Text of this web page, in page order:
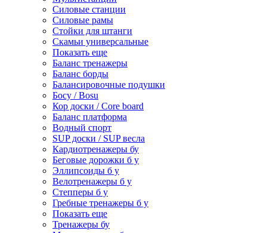
Силовые станции
Силовые рамы
Стойки для штанги
Скамьи универсальные
Показать еще
Баланс тренажеры
Баланс борды
Балансировочные подушки
Босу / Bosu
Кор доски / Core board
Баланс платформа
Водный спорт
SUP доски / SUP весла
Кардиотренажеры бу
Беговые дорожки б у
Эллипсоиды б у
Велотренажеры б у
Степперы б у
Гребные тренажеры б у
Показать еще
Тренажеры бу